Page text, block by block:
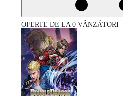
OFERTE DE LA 0 VÂNZĂTORI